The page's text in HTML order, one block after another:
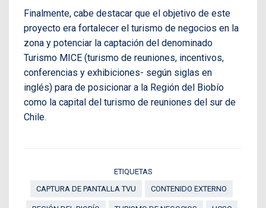
Finalmente, cabe destacar que el objetivo de este
proyecto era fortalecer el turismo de negocios en la
zona y potenciar la captación del denominado
Turismo MICE (turismo de reuniones, incentivos,
conferencias y exhibiciones- según siglas en
inglés) para de posicionar a la Región del Biobío
como la capital del turismo de reuniones del sur de
Chile.
ETIQUETAS
CAPTURA DE PANTALLA TVU
CONTENIDO EXTERNO